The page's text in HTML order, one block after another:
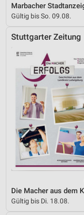
Gültig bis So. 09.08.
Stuttgarter Zeitung
Gültig bis Di. 18.08.